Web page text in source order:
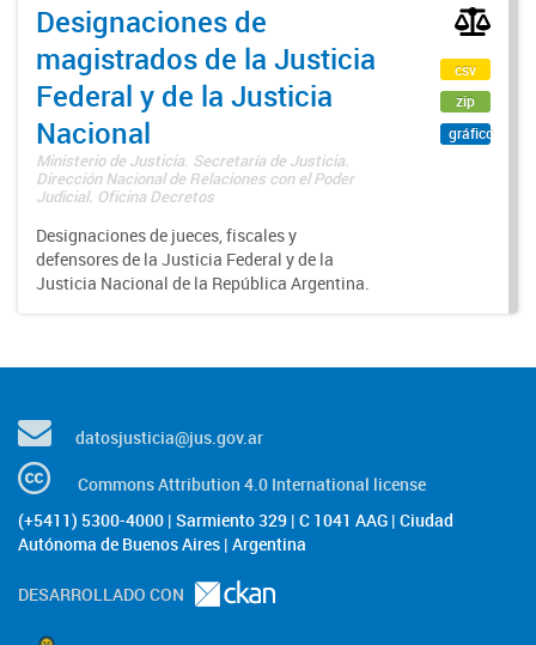
Designaciones de
magistrados de la Justicia
Federal y de la Justicia
Nacional
Ministerio de Justicia. Secretaría de Justicia.
Dirección Nacional de Relaciones con el Poder
Judicial. Oficina Decretos
Designaciones de jueces, fiscales y
defensores de la Justicia Federal y de la
Justicia Nacional de la República Argentina.
csv
zip
gráfico
datosjusticia@jus.gov.ar
Commons Attribution 4.0 International license
(+5411) 5300-4000 | Sarmiento 329 | C 1041 AAG | Ciudad
Autónoma de Buenos Aires | Argentina
DESARROLLADO CON